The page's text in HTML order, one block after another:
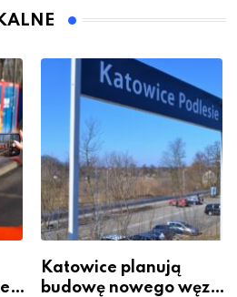
Katowice planują
budowę nowego węzła